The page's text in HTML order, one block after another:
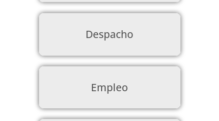
Despacho
Empleo